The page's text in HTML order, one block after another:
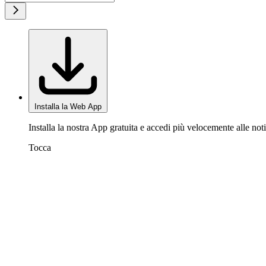
Installa la Web App
Installa la nostra App gratuita e accedi più velocemente alle
Tocca